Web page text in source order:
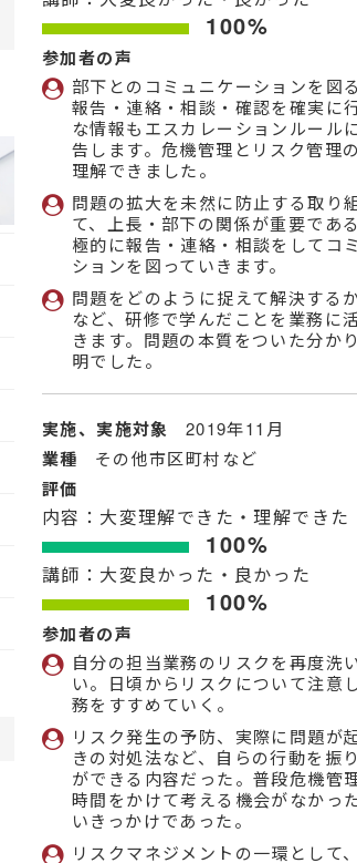
100%
参加者の声
部下とのコミュニケーションを図
報告・連絡・相談・確認を確実に
な情報もエスカレーションルール
告します。危機管理とリスク管理
理解できました。
問題の拡大を未然に防止する取り
て、上長・部下の関係が重要であ
極的に報告・連絡・相談をしてコ
ションを図っていきます。
問題をどのように捉えて解決する
など、研修で学んだことを業務に
きます。問題の本質をついた分か
明でした。
実施、実施対象 2019年11月
業種 その他市区町村など
評価
内容：大変理解できた・理解できた
100%
講師：大変良かった・良かった
100%
参加者の声
自分の担当業務のリスクを再度洗
い。日頃からリスクについて注意
務をすすめていく。
リスク発生の予防、実際に問題が
きの対処法など、自らの行動を振
ができる内容だった。普段危機管
時間をかけて考える機会がなかっ
いきっかけであった。
リスクマネジメントの一環として